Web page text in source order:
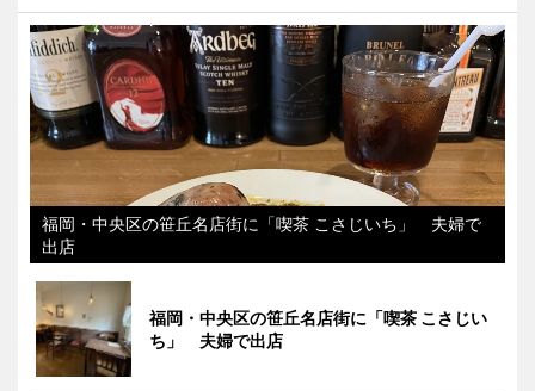
福岡・中央区の笹丘名店街に「喫茶 こさじいち」 夫婦で
出店
福岡・中央区の笹丘名店街に「喫茶 こさじい
ち」 夫婦で出店